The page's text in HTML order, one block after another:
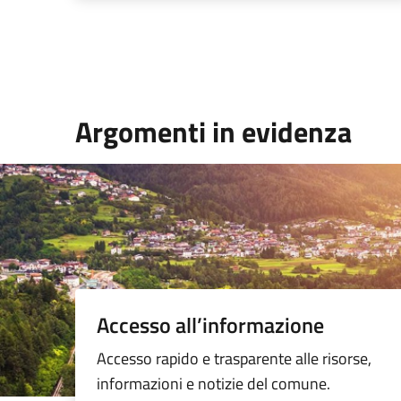
Argomenti in evidenza
Accesso all’informazione
Accesso rapido e trasparente alle risorse,
informazioni e notizie del comune.